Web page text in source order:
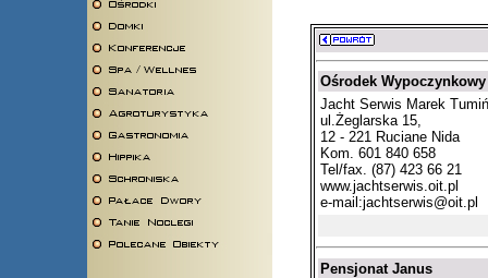
Ośrodek
Jacht Serwis Marek
ul.Żeglarska 15,
12 - 221 Ruciane Nida
Kom. 601 840 658
Tel/fax. (87) 423 66 21
www.jachtserwis.oit.pl
e-mail:jachtserwis@oit.pl
Pensjonat Janus